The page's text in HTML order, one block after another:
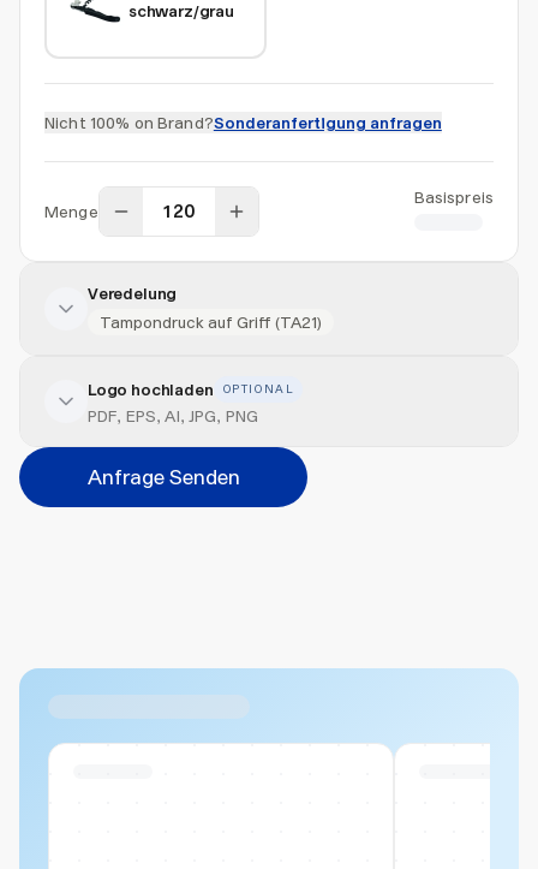
schwarz/grau
Nicht 100% on Brand?Sonderanfertigung anfragen
Menge
Basispreis
Veredelung
Tampondruck auf Griff (TA21)
Veredelung hinzufügen
Veredelungsart
Logo hochladen OPTIONAL
PDF, EPS, AI, JPG, PNG
Anfrage Senden